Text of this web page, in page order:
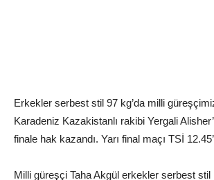
Erkekler serbest stil 97 kg’da milli
Karadeniz Kazakistanlı rakibi Yergali
finale hak kazandı. Yarı final maçı TSİ
Milli güreşçi Taha Akgül erkekler serbest stil